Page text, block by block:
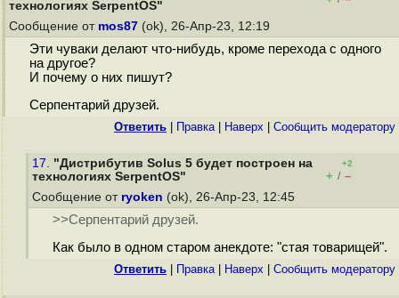
технологиях SerpentOS"
Сообщение от mos87 (ok), 26-Апр-23, 12:19
Эти чуваки делают что-нибудь, кроме перехода с одного
на другое?
И почему о них пишут?
Серпентарий друзей.
Ответить Правка| Наверх Cообщить модератору
17. "Дистрибутив Solus 5 будет построен на
технологиях SerpentOS"
+2
+ / –
Сообщение от ryoken (ok), 26-Апр-23, 12:45
>>Серпентарий друзей.
Как было в одном старом анекдоте: "стая товарищей".
Ответить Правка| Наверх Cообщить модератору